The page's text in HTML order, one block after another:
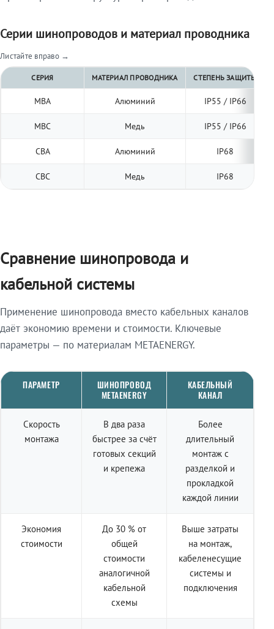
Серии шинопроводов и материал проводника
Листайте вправо →
СЕРИЯ МАТЕРИАЛ ПРОВОДНИКА СТЕПЕНЬ ЗАЩИТЫ
МВА Алюминий IP55 / IP66
МВС Медь IP55 / IP66
СВА Алюминий IP68
СВС Медь IP68
Сравнение шинопровода и
кабельной системы
Применение шинопровода вместо кабельных каналов
даёт экономию времени и стоимости. Ключевые
параметры — по материалам METAENERGY.
ПАРАМЕТР
ШИНОПРОВОД
METAENERGY
КАБЕЛЬНЫЙ
КАНАЛ
Скорость
монтажа
В два раза
быстрее за счёт
готовых секций
и крепежа
Более
длительный
монтаж с
разделкой и
прокладкой
каждой линии
Экономия
стоимости
До 30 % от
общей
стоимости
аналогичной
кабельной
схемы
Выше затраты
на монтаж,
кабеленесущие
системы и
подключения